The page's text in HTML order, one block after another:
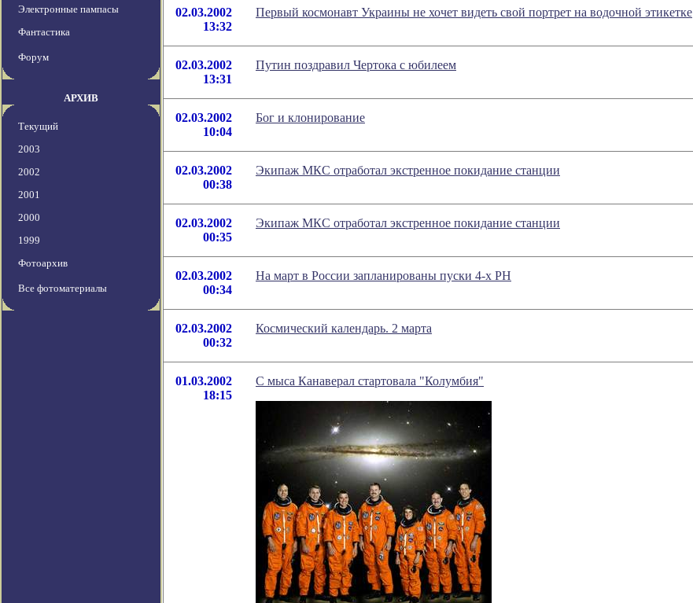
Электронные пампасы
Фантастика
Форум
АРХИВ
Текущий
2003
2002
2001
2000
1999
Фотоархив
Все фотоматериалы
02.03.2002
13:32
Первый космонавт Украины не хочет видеть свой портрет на водочной этикетке
02.03.2002
13:31
Путин поздравил Чертока с юбилеем
02.03.2002
10:04
Бог и клонирование
02.03.2002
00:38
Экипаж МКС отработал экстренное покидание станции
02.03.2002
00:35
Экипаж МКС отработал экстренное покидание станции
02.03.2002
00:34
На март в России запланированы пуски 4-х РН
02.03.2002
00:32
Космический календарь. 2 марта
01.03.2002
18:15
С мыса Канаверал стартовала "Колумбия"